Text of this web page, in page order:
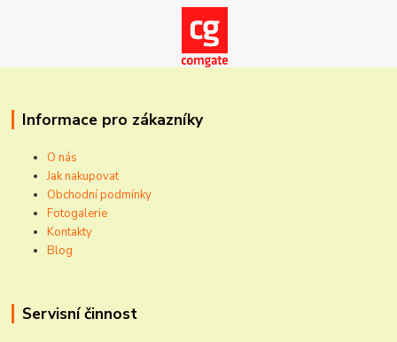
Informace pro zákazníky
O nás
Jak nakupovat
Obchodní podmínky
Fotogalerie
Kontakty
Blog
Servisní činnost